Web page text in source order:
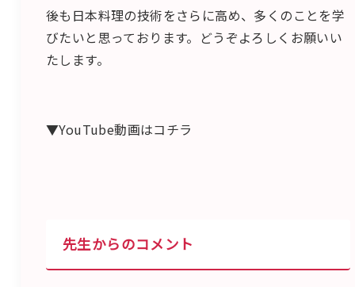
後も日本料理の技術をさらに高め、多くのことを学
びたいと思っております。どうぞよろしくお願いい
たします。
▼YouTube動画はコチラ
先生からのコメント